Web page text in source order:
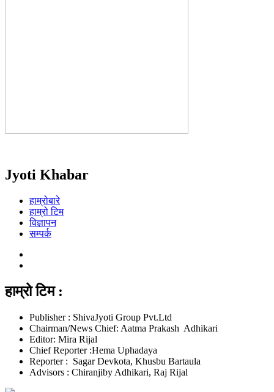
Jyoti Khabar
हाम्रोबारे
हाम्रो टिम
विज्ञापन
सम्पर्क
हाम्रो टिम :
Publisher : ShivaJyoti Group Pvt.Ltd
Chairman/News Chief: Aatma Prakash Adhikari
Editor: Mira Rijal
Chief Reporter :Hema Uphadaya
Reporter : Sagar Devkota, Khusbu Bartaula
Advisors : Chiranjiby Adhikari, Raj Rijal